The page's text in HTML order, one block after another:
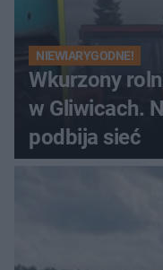
NIEWIARYGODNE!
Wkurzony
w Gliwicach.
podbija sieć